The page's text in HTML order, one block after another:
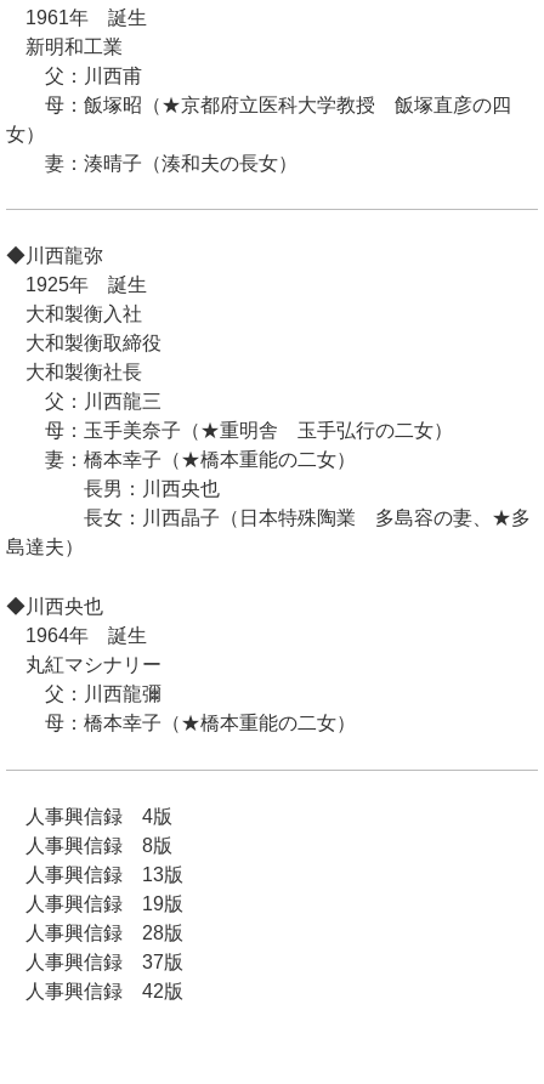
1961年 誕生
新明和工業
父：川西甫
母：飯塚昭（★京都府立医科大学教授 飯塚直彦の四
女）
妻：湊晴子（湊和夫の長女）
◆川西龍弥
1925年 誕生
大和製衡入社
大和製衡取締役
大和製衡社長
父：川西龍三
母：玉手美奈子（★重明舎 玉手弘行の二女）
妻：橋本幸子（★橋本重能の二女）
長男：川西央也
長女：川西晶子（日本特殊陶業 多島容の妻、★多
島達夫）
◆川西央也
1964年 誕生
丸紅マシナリー
父：川西龍彌
母：橋本幸子（★橋本重能の二女）
人事興信録 4版
人事興信録 8版
人事興信録 13版
人事興信録 19版
人事興信録 28版
人事興信録 37版
人事興信録 42版